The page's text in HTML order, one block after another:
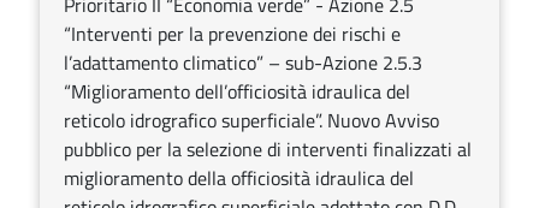
“Interventi per la prevenzione dei rischi e
l’adattamento climatico” – sub-Azione 2.5.3
“Miglioramento dell’officiosità idraulica del
reticolo idrografico superficiale”. Nuovo Avviso
pubblico per la selezione di interventi finalizzati al
miglioramento della officiosità idraulica del